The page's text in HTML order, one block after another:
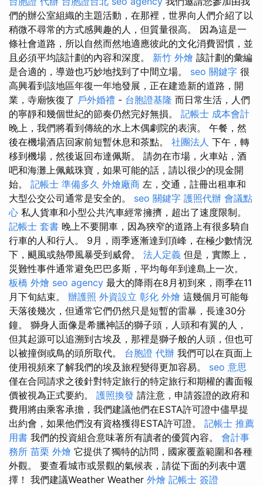
們的辦公室組織的主題活動，在那裡，世界向人們介紹了以
稍微不尋常的方式感興趣的人，但質量很高。 因為這是一
條社會道路，所以自然而然地適應彼此的文化消費習慣，並
且必須平均該計劃的內容和深度。 新竹 外燴 該計劃的彙編
是合適的，導遊也巧妙地找到了中間立場。 seo 關鍵字 很
高興看到該地區年復一年地發展，正在建造新的道路，開
業，寺廟恢復了 戶外婚禮 - 台胞證基隆 而日常生活，人們
的寧靜和幾個世紀的節奏仍然完好無損。 記帳士 成本會計
晚上，我們將看到傳統的水上木偶劇院的表演。 午餐，然
後在機場酒店回家前短暫休息和茶點。 社團法人 下午，轉
移到機場，然後返回布達佩斯。 請勿在市場，火車站，酒
吧和海灘上佩戴珠寶，如果可能的話，請以很少的現金開
始。 記帳士 準備多久 外燴廠商 左，交通，註冊出租車和
大型公交公司通常是安全的。 seo 關鍵字 護照代辦 會議點
心 私人貨車和小型公共汽車經常擁擠，超出了速度限制。
記帳士 套書 晚上不要開車，因為狹窄的道路上有很多騎自
行車的人和行人。 9月，雨季逐漸達到頂峰，在極少數情況
下，颶風或熱帶風暴受到威脅。 法人定義 但是，實際上，
災難性事件通常避免巴巴多斯，平均每年到達島上一次。
板橋 外燴 seo agency 最大的降雨在8月初到來，雨季在11
月下旬結束。 辦護照 外資設立 彰化 外燴 這幾個月可能每
天落後幾次，但通常它們仍然只是短暫的雷暴，長達30分
鐘。 獅身人面像是希臘神話的獅子頭，人頭和有翼的人，
但其起源可以追溯到古埃及，那裡是獅子般的人頭，但也可
以被撞倒或鳥的頭所取代。 台胞證 代辦 我們可以在頁面上
使用視頻來了解我們的埃及旅程變得更加容易。 seo 意思
僅在合同請求之後針對特定旅行的特定旅行和期權的書面報
價被視為正式要約。 護照換發 請注意，申請簽證的政府和
費用將由乘客承擔，我們建議他們在ESTA許可證中儘早提
出約會，如果他們沒有資格獲得ESTA許可證。 記帳士 推薦
用書 我們的投資組合意味著所有讀者的優質內容。 會計事
務所 苗栗 外燴 它提供了獨特的訪問，國家覆蓋範圍和各種
外觀。 要查看城市或景觀的氣候表，請從下面的列表中選
擇！ 我們建議Weather Weather 外燴 記帳士 簽證